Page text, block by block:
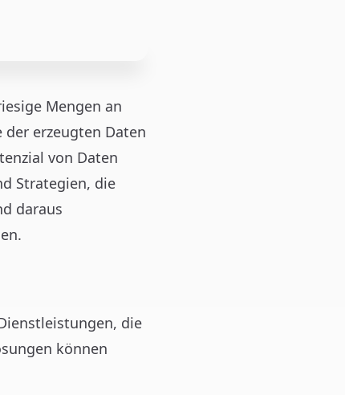
Mengen an
erzeugten Daten
von Daten
Strategien, die
daraus
die
können